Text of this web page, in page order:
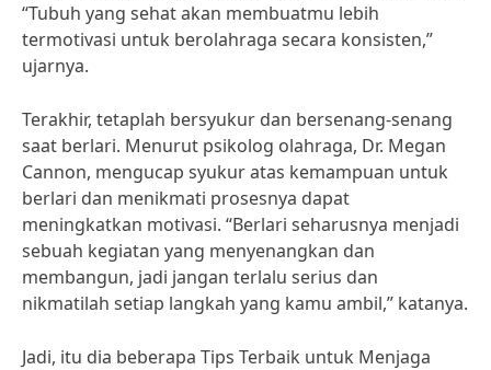
“Tubuh yang sehat akan membuatmu lebih
termotivasi untuk berolahraga secara konsisten,”
ujarnya.
Terakhir, tetaplah bersyukur dan bersenang-senang
saat berlari. Menurut psikolog olahraga, Dr. Megan
Cannon, mengucap syukur atas kemampuan untuk
berlari dan menikmati prosesnya dapat
meningkatkan motivasi. “Berlari seharusnya menjadi
sebuah kegiatan yang menyenangkan dan
membangun, jadi jangan terlalu serius dan
nikmatilah setiap langkah yang kamu ambil,” katanya.
Jadi, itu dia beberapa Tips Terbaik untuk Menjaga